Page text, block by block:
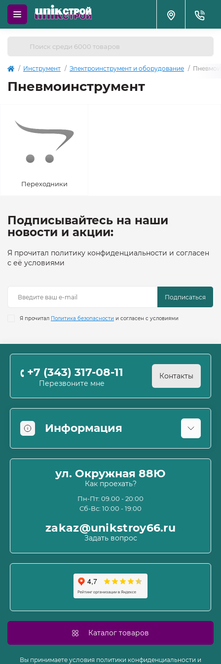
Инструмент Электроинструмент и оборудование
Пневмоинструмент
Переходники
Подписывайтесь на наши
новости и акции:
Я прочитал политику конфиденциальности и согласен
с её условиями
Подписаться
Я прочитал Политика безопасности и согласен с условиями
+7 (343) 317-08-11
Перезвоните мне
Контакты
Информация
Информация о доставке
Пользовательское соглашение и оферта
Политика конфиденциальности
Связаться с нами
Карта сайта
Производители
ул. Окружная 88Ю
Как проехать?
Пн-Пт: 09.00 - 20:00
Сб-Вс: 10:00 - 19:00
zakaz@unikstroy66.ru
Задать вопрос
Каталог товаров
Вы принимаете условия политики конфиденциальности и